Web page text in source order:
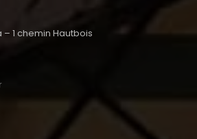
1 chemin Hautbois